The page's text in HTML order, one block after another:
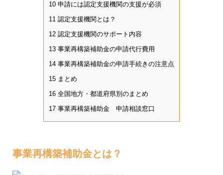
10 申請には認定支援機関の支援が必須
11 認定支援機関とは？
12 認定支援機関のサポート内容
13 事業再構築補助金の申請代行費用
14 事業再構築補助金の申請手続きの注意点
15 まとめ
16 全国地方・都道府県別のまとめ
17 事業再構築補助金 申請相談窓口
事業再構築補助金とは？